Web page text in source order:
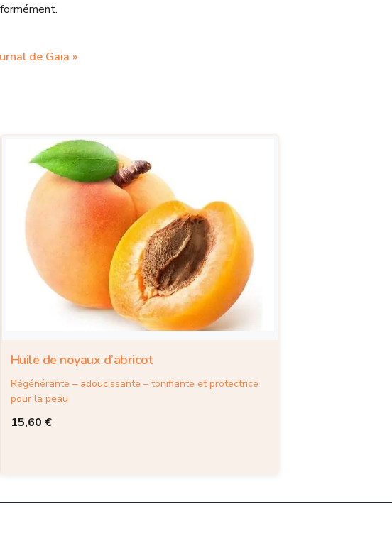
de Gaia »
Huile de noyaux d’abricot
15,60 €
Régénérante – adoucissante – tonifiante et protectrice
pour la peau